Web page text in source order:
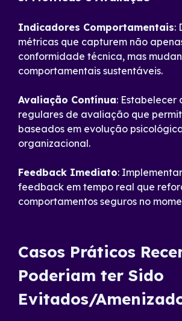
Indicadores Comportamentais:
métricas que capturem não
conformidade técnica, mas
comportamentais sustentáveis.
Avaliação Contínua: Estabelecer
regulares de avaliação que
baseados em evolução
organizacional.
Feedback Imediato:
feedback em tempo real que
comportamentos seguros no
Casos Práticos
Poderiam ter Sido
Evitados/